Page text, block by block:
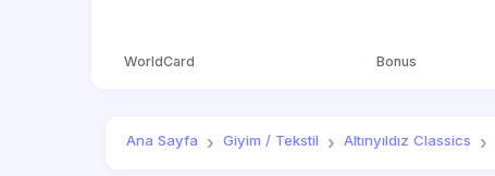
WorldCard Bonus
Ana Sayfa Giyim / Tekstil Altınyıldız Classics